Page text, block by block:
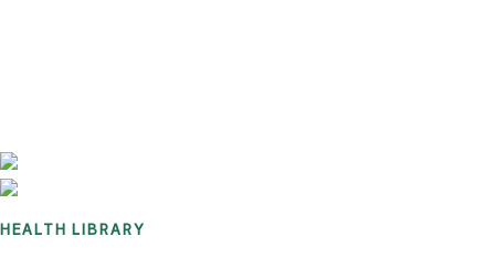
HEALTH LIBRARY